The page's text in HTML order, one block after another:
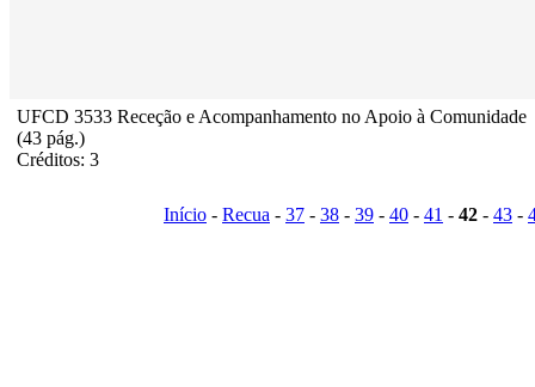
UFCD 3533 Receção e Acompanhamento no Apoio à Comunidade
(43 pág.)
Créditos: 3
Início - Recua - 37 - 38 - 39 - 40 - 41 - 42 - 43 -